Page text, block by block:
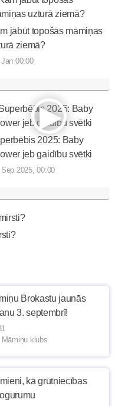
jābūt topošās māmiņas
ziemā?
00:00
2025: Baby
jeb gaidību svētki
2025, 00:00
Brokastu jaunās
3. septembrī!
Māmiņu klubs
kā grūtniecības